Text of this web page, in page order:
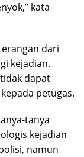
kata
dari
kejadian.
dapat
petugas.
tanya
kejadian
namun